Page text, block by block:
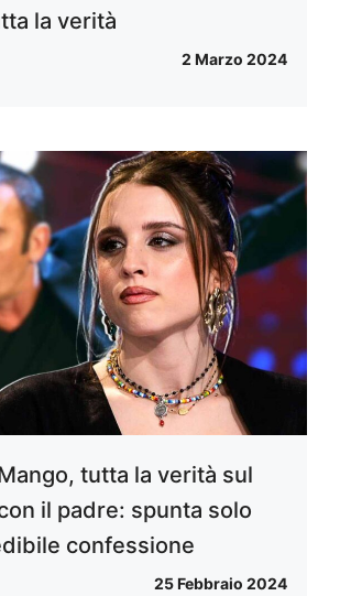
la verità
2 Marzo 2024
tutta la verità sul
il padre: spunta solo
confessione
25 Febbraio 2024